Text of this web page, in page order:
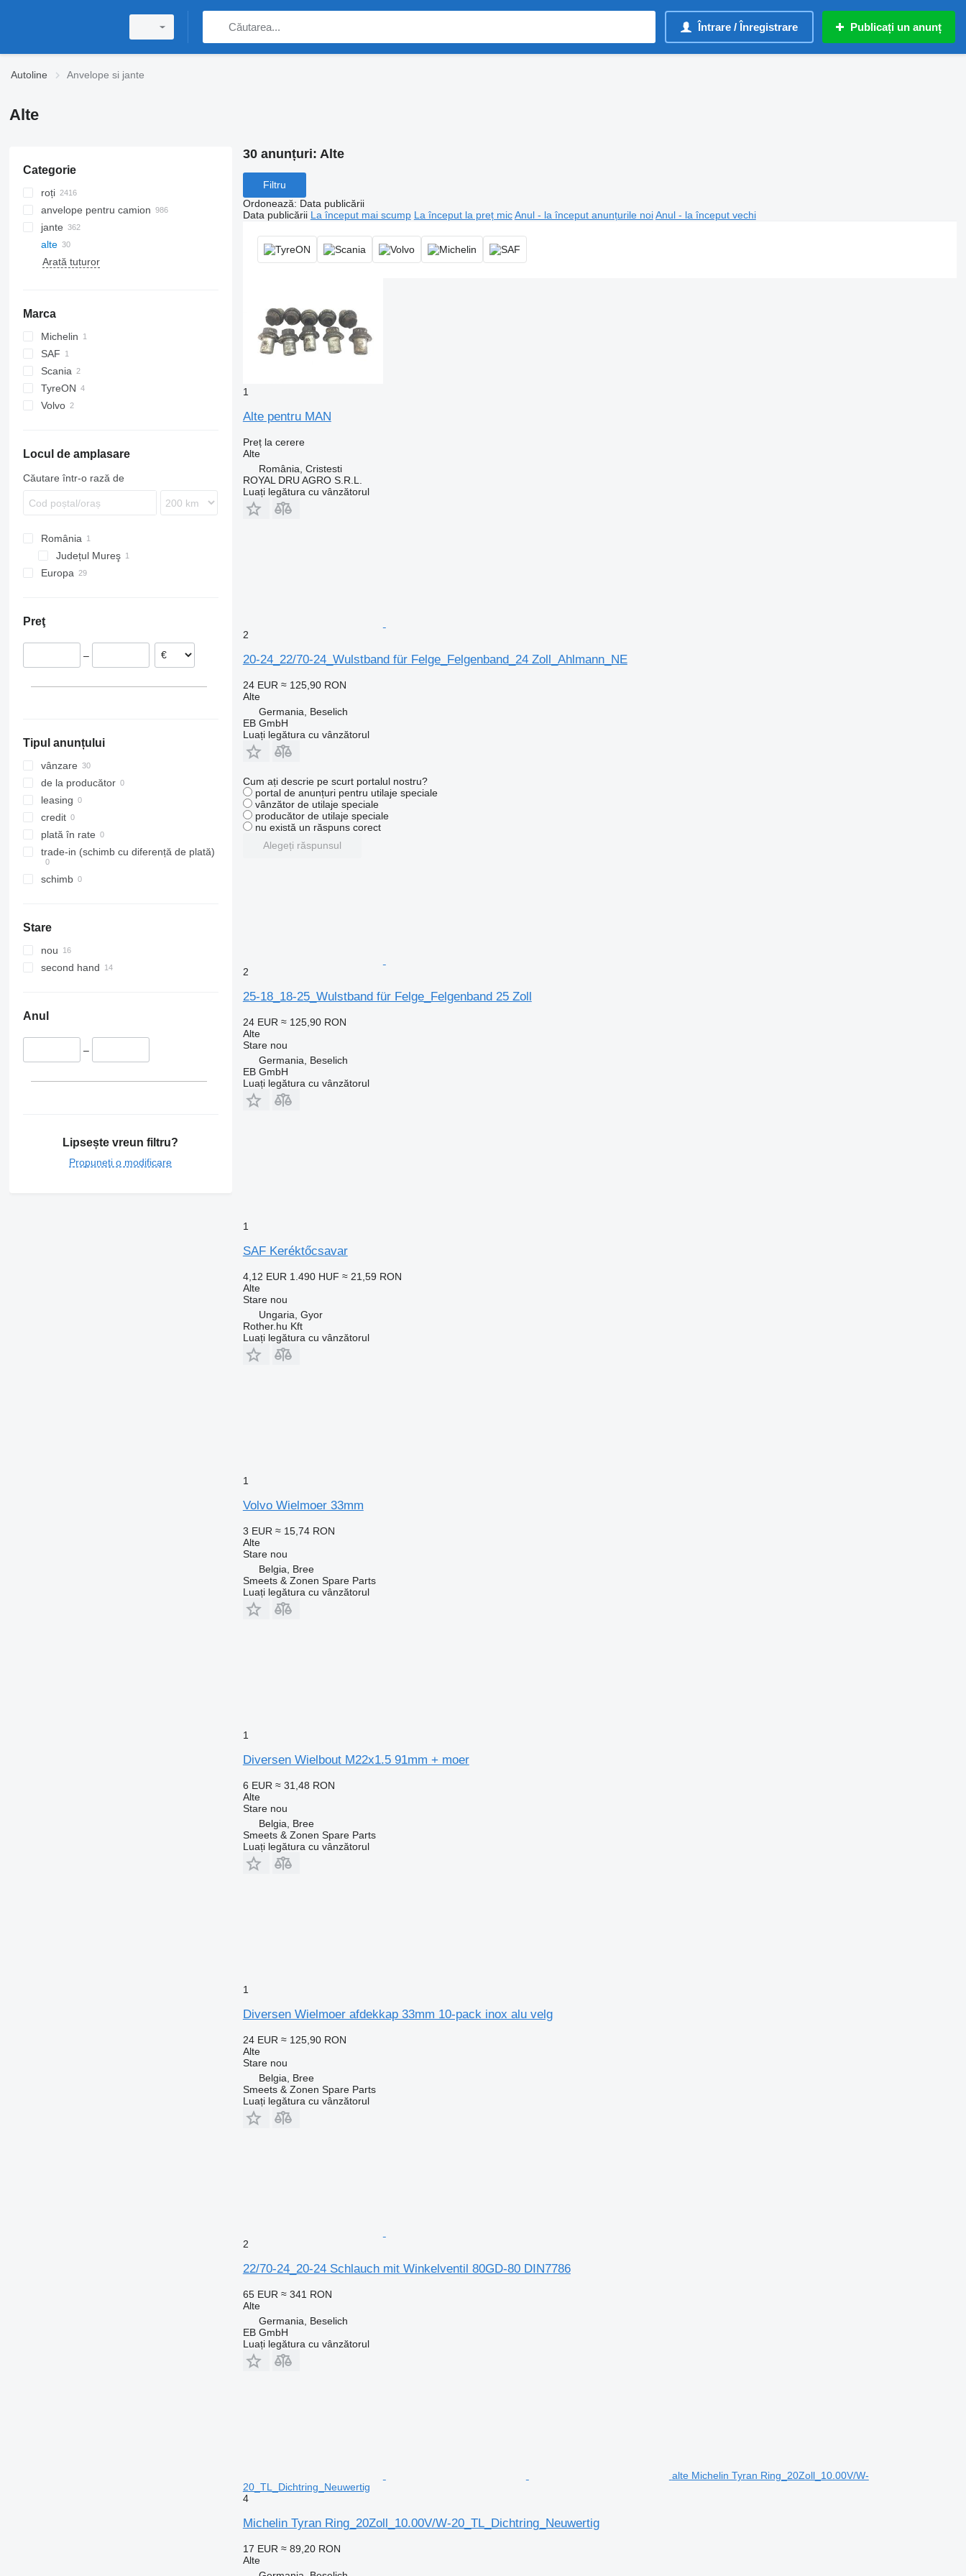
Întrare / Înregistrare Publicați un anunț
Autoline Anvelope si jante
Alte
Categorie
roți
anvelope pentru camion
jante
jante camion
jante auto
alte
Arată tuturor
Marca
Michelin
SAF
Scania
TyreON
Volvo
Locul de amplasare
Căutare într-o rază de
România
Județul Mureş
Europa
Belgia
Ungaria
Preţ
–
Tipul anunțului
vânzare
de la producător
leasing
credit
plată în rate
trade-in (schimb cu diferență de plată)
schimb
Stare
nou
second hand
Anul
–
Lipsește vreun filtru?
Propuneți o modificare
30 anunțuri: Alte
Filtru
Ordonează: Data publicării
Data publicării La început mai scump La început la preț mic Anul - la început anunțurile noi Anul - la început vechi
1
Alte pentru MAN
Preț la cerere
Alte
România, Cristesti
ROYAL DRU AGRO S.R.L.
Luați legătura cu vânzătorul
2
20-24_22/70-24_Wulstband für Felge_Felgenband_24 Zoll_Ahlmann_NE
24 EUR ≈ 125,90 RON
Alte
Germania, Beselich
EB GmbH
Luați legătura cu vânzătorul
Cum ați descrie pe scurt portalul nostru?
portal de anunțuri pentru utilaje speciale
vânzător de utilaje speciale
producător de utilaje speciale
nu există un răspuns corect
Alegeți răspunsul
2
25-18_18-25_Wulstband für Felge_Felgenband 25 Zoll
24 EUR ≈ 125,90 RON
Alte
Starenou
Germania, Beselich
EB GmbH
Luați legătura cu vânzătorul
1
SAF Keréktőcsavar
4,12 EUR 1.490 HUF ≈ 21,59 RON
Alte
Starenou
Ungaria, Gyor
Rother.hu Kft
Luați legătura cu vânzătorul
1
Volvo Wielmoer 33mm
3 EUR ≈ 15,74 RON
Alte
Starenou
Belgia, Bree
Smeets & Zonen Spare Parts
Luați legătura cu vânzătorul
1
Diversen Wielbout M22x1.5 91mm + moer
6 EUR ≈ 31,48 RON
Alte
Starenou
Belgia, Bree
Smeets & Zonen Spare Parts
Luați legătura cu vânzătorul
1
Diversen Wielmoer afdekkap 33mm 10-pack inox alu velg
24 EUR ≈ 125,90 RON
Alte
Starenou
Belgia, Bree
Smeets & Zonen Spare Parts
Luați legătura cu vânzătorul
2
22/70-24_20-24 Schlauch mit Winkelventil 80GD-80 DIN7786
65 EUR ≈ 341 RON
Alte
Germania, Beselich
EB GmbH
Luați legătura cu vânzătorul
alte Michelin Tyran Ring_20Zoll_10.00V/W-
20_TL_Dichtring_Neuwertig
4
Michelin Tyran Ring_20Zoll_10.00V/W-20_TL_Dichtring_Neuwertig
17 EUR ≈ 89,20 RON
Alte